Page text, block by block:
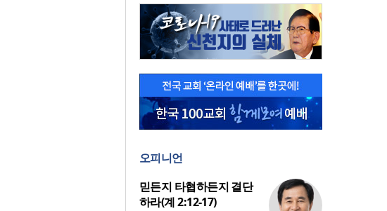
오피니언
믿든지 타협하든지 결단
하라(계 2:12-17)